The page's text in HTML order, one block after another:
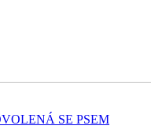
SE PSEM